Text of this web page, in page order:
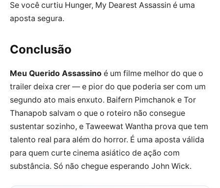
Se você curtiu Hunger, My Dearest Assassin é uma
aposta segura.
Conclusão
Meu Querido Assassino é um filme melhor do que o
trailer deixa crer — e pior do que poderia ser com um
segundo ato mais enxuto. Baifern Pimchanok e Tor
Thanapob salvam o que o roteiro não consegue
sustentar sozinho, e Taweewat Wantha prova que tem
talento real para além do horror. É uma aposta válida
para quem curte cinema asiático de ação com
substância. Só não chegue esperando John Wick.